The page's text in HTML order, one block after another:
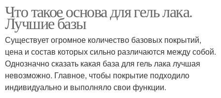
Что такое основа для гель лака.
Лучшие базы
Существует огромное количество базовых покрытий,
цена и состав которых сильно различаются между собой.
Однозначно сказать какая база для гель лака лучшая
невозможно. Главное, чтобы покрытие подходило
индивидуально и выполняло свои функции.